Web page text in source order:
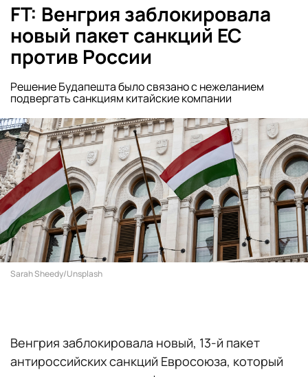
FT: Венгрия заблокировала
новый пакет санкций ЕС
против России
Решение Будапешта было связано с нежеланием
подвергать санкциям китайские компании
Sarah Sheedy/Unsplash
Венгрия заблокировала новый, 13-й пакет
антироссийских санкций Евросоюза, который